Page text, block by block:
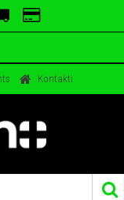
Kontakti